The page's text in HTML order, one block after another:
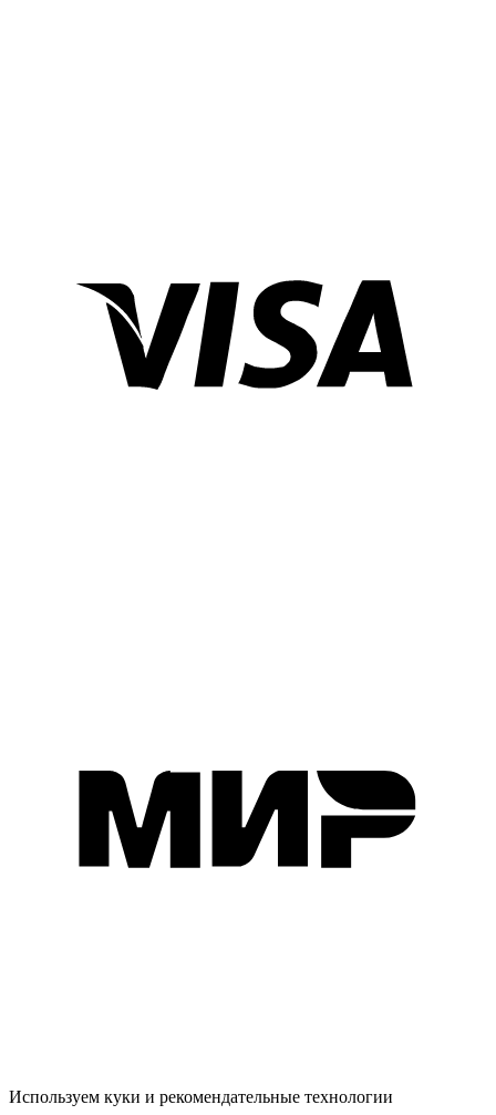
Используем куки и рекомендательные технологии